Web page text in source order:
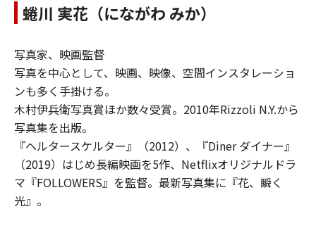
蜷川 実花（にながわ みか）
写真家、映画監督
写真を中心として、映画、映像、空間インスタレーショ
ンも多く手掛ける。
木村伊兵衛写真賞ほか数々受賞。2010年Rizzoli N.Y.から
写真集を出版。
『ヘルタースケルター』（2012）、『Diner ダイナー』
（2019）はじめ長編映画を5作、Netflixオリジナルドラ
マ『FOLLOWERS』を監督。最新写真集に『花、瞬く
光』。